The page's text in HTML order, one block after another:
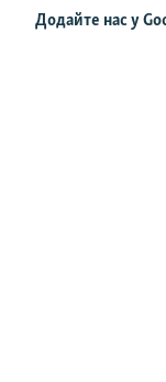
Додайте нас у